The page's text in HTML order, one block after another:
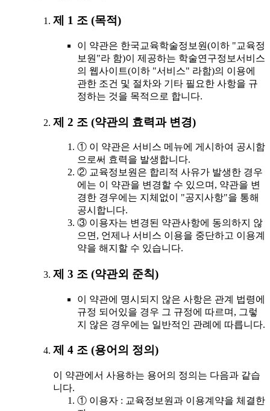
제 1 조 (목적)
이 약관은 한국교육학술정보원(이하 "교육정
보원"라 함)이 제공하는 학술연구정보서비스
의 웹사이트(이하 "서비스" 라함)의 이용에
관한 조건 및 절차와 기타 필요한 사항을 규
정하는 것을 목적으로 합니다.
제 2 조 (약관의 효력과 변경)
① 이 약관은 서비스 메뉴에 게시하여 공시함
으로써 효력을 발생합니다.
② 교육정보원은 합리적 사유가 발생한 경우
에는 이 약관을 변경할 수 있으며, 약관을 변
경한 경우에는 지체없이 "공지사항"을 통해
공시합니다.
③ 이용자는 변경된 약관사항에 동의하지 않
으면, 언제나 서비스 이용을 중단하고 이용계
약을 해지할 수 있습니다.
제 3 조 (약관외 준칙)
이 약관에 명시되지 않은 사항은 관계 법령에
규정 되어있을 경우 그 규정에 따르며, 그렇
지 않은 경우에는 일반적인 관례에 따릅니다.
제 4 조 (용어의 정의)
이 약관에서 사용하는 용어의 정의는 다음과 같습
니다.
① 이용자 : 교육정보원과 이용계약을 체결한